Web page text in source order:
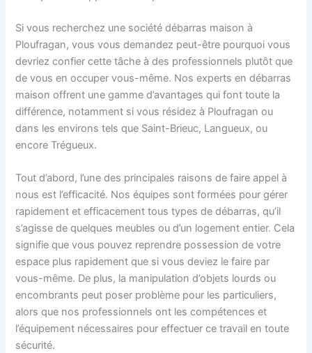
Si vous recherchez une société débarras maison à
Ploufragan, vous vous demandez peut-être pourquoi vous
devriez confier cette tâche à des professionnels plutôt que
de vous en occuper vous-même. Nos experts en débarras
maison offrent une gamme d’avantages qui font toute la
différence, notamment si vous résidez à Ploufragan ou
dans les environs tels que Saint-Brieuc, Langueux, ou
encore Trégueux.
Tout d’abord, l’une des principales raisons de faire appel à
nous est l’efficacité. Nos équipes sont formées pour gérer
rapidement et efficacement tous types de débarras, qu’il
s’agisse de quelques meubles ou d’un logement entier. Cela
signifie que vous pouvez reprendre possession de votre
espace plus rapidement que si vous deviez le faire par
vous-même. De plus, la manipulation d’objets lourds ou
encombrants peut poser problème pour les particuliers,
alors que nos professionnels ont les compétences et
l’équipement nécessaires pour effectuer ce travail en toute
sécurité.